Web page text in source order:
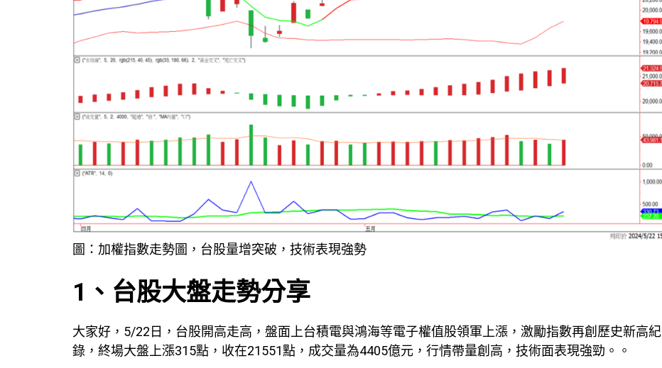
圖：加權指數走勢圖，台股量增突破，技術表現強勢
1、台股大盤走勢分享
大家好，5/22日，台股開高走高，盤面上台積電與鴻海等電子權值股領軍上漲，激勵指數再創歷史新高紀
錄，終場大盤上漲315點，收在21551點，成交量為4405億元，行情帶量創高，技術面表現強勁。。